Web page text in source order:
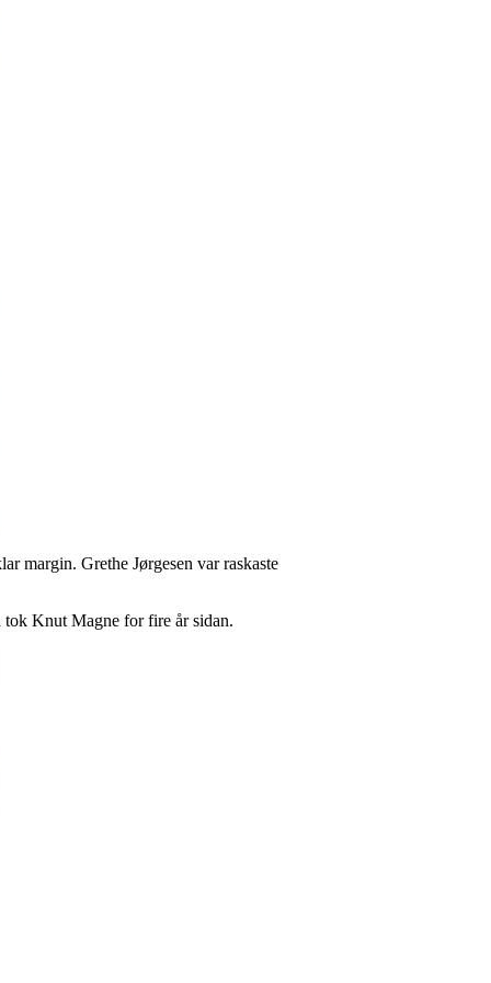
margin. Grethe Jørgesen var raskaste
tok Knut Magne for fire år sidan.